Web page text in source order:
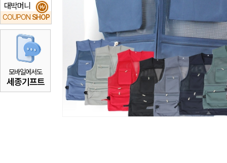
대박머니
COUPON SHOP
₩
모바일에서도
세종기프트